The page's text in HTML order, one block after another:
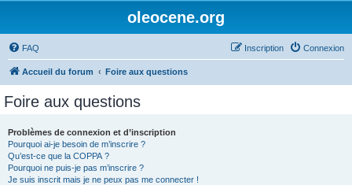
oleocene.org
FAQ Connexion
Inscription
Accueil du forum Foire aux questions
Foire aux questions
Problèmes de connexion et d’inscription
Pourquoi ai-je besoin de m’inscrire ?
Qu’est-ce que la COPPA ?
Pourquoi ne puis-je pas m’inscrire ?
Je suis inscrit mais je ne peux pas me connecter !